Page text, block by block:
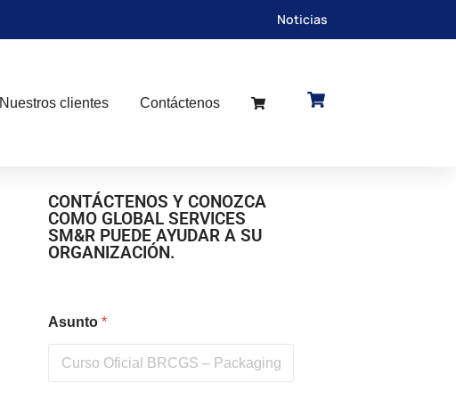
Noticias
Nuestros clientes Contáctenos
CONTÁCTENOS Y CONOZCA
COMO GLOBAL SERVICES
SM&R PUEDE AYUDAR A SU
ORGANIZACIÓN.
Asunto *